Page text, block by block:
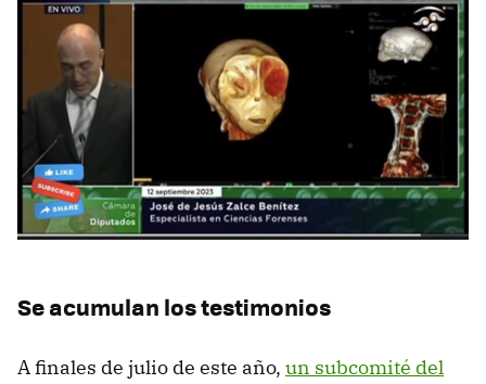
Se acumulan los testimonios
A finales de julio de este año, un subcomité del